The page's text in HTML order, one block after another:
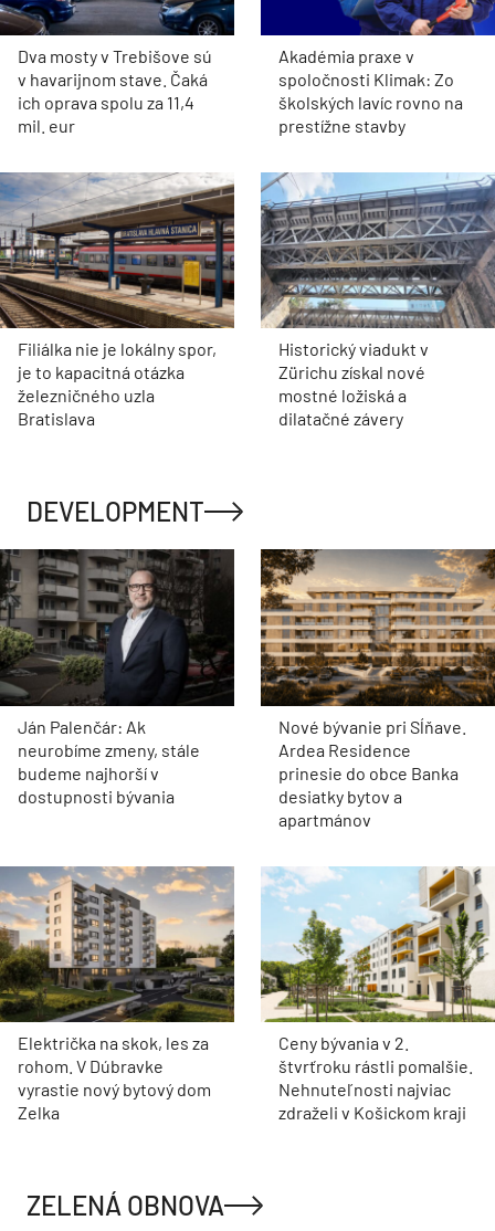
Dva mosty v Trebišove sú
v havarijnom stave. Čaká
ich oprava spolu za 11,4
mil. eur
Akadémia praxe v
spoločnosti Klimak: Zo
školských lavíc rovno na
prestížne stavby
Filiálka nie je lokálny spor,
je to kapacitná otázka
železničného uzla
Bratislava
Historický viadukt v
Zürichu získal nové
mostné ložiská a
dilatačné závery
DEVELOPMENT
Ján Palenčár: Ak
neurobíme zmeny, stále
budeme najhorší v
dostupnosti bývania
Nové bývanie pri Sĺňave.
Ardea Residence
prinesie do obce Banka
desiatky bytov a
apartmánov
Električka na skok, les za
rohom. V Dúbravke
vyrastie nový bytový dom
Zelka
Ceny bývania v 2.
štvrťroku rástli pomalšie.
Nehnuteľnosti najviac
zdraželi v Košickom kraji
ZELENÁ OBNOVA